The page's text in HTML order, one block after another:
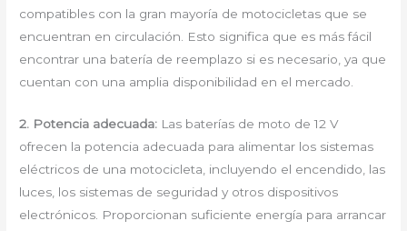
compatibles con la gran mayoría de motocicletas que se
encuentran en circulación. Esto significa que es más fácil
encontrar una batería de reemplazo si es necesario, ya que
cuentan con una amplia disponibilidad en el mercado.
2. Potencia adecuada: Las baterías de moto de 12 V
ofrecen la potencia adecuada para alimentar los sistemas
eléctricos de una motocicleta, incluyendo el encendido, las
luces, los sistemas de seguridad y otros dispositivos
electrónicos. Proporcionan suficiente energía para arrancar